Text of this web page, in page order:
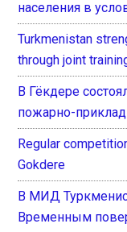
населения в
Turkmenistan
through joint
В Гёкдере
пожарно-
Regular
Gokdere
В МИД
Временным